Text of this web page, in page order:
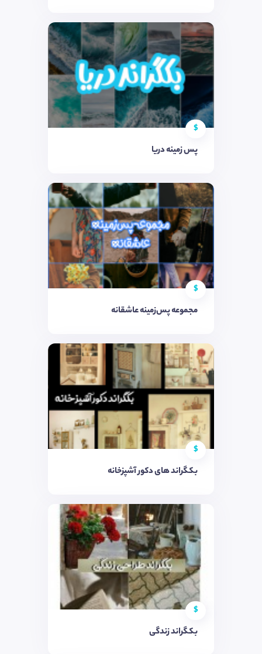
$
پس زمینه دریا
$
مجموعه پس‌زمینه عاشقانه
$
بکگراند های دکور آشپزخانه
$
بکگراند زندگی